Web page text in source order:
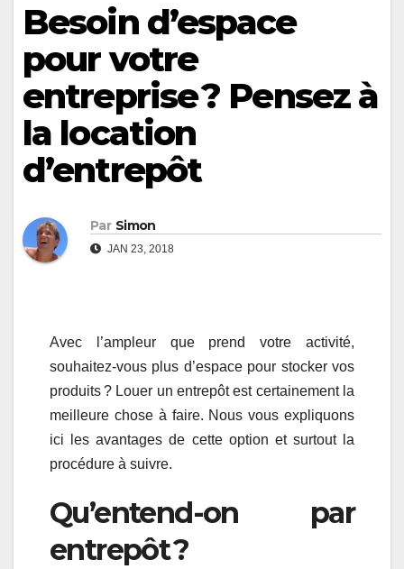
Besoin d’espace
pour votre
entreprise ? Pensez à
la location
d’entrepôt
Par Simon
JAN 23, 2018
Avec l’ampleur que prend votre activité,
souhaitez-vous plus d’espace pour stocker vos
produits ? Louer un entrepôt est certainement la
meilleure chose à faire. Nous vous expliquons
ici les avantages de cette option et surtout la
procédure à suivre.
Qu’entend-on par
entrepôt ?